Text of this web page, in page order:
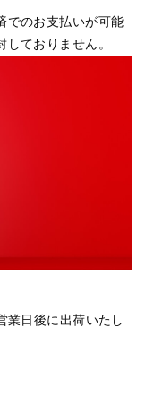
でのお支払いが可能
ておりません。
業日後に出荷いたし